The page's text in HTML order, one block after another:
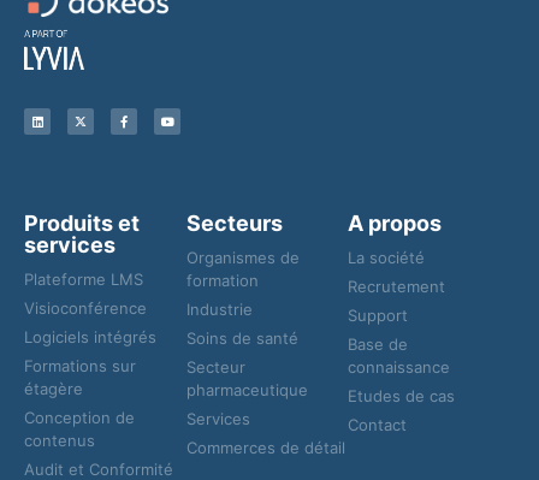
Produits et
services
Plateforme LMS
Visioconférence
Logiciels intégrés
Formations sur
étagère
Conception de
contenus
Audit et Conformité
Secteurs
Organismes de
formation
Industrie
Soins de santé
Secteur
pharmaceutique
Services
Commerces de détail
A propos
La société
Recrutement
Support
Base de
connaissance
Etudes de cas
Contact